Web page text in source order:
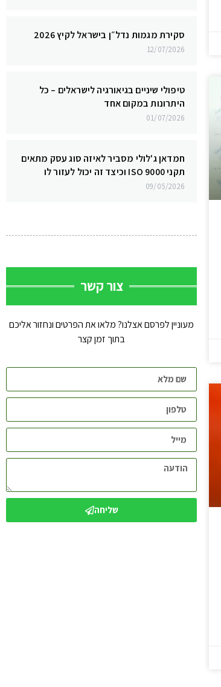
סקירת מגמות נדל״ן בישראל לקיץ 2026
12/07/2026
טיפולי שיניים בגיאורגיה לישראלים – כל
היתרונות במקום אחד
01/07/2026
חמדאן ג'לולי מסביר לאיזה סוג עסק מתאים
תקני ISO 9000 וכיצד זה יכול לעזור לו
09/05/2026
צור קשר
מעוניין לפרסם אצלנו? מלאו את הפרטים ונחזור אליכם
בתוך זמן קצר
שליחה